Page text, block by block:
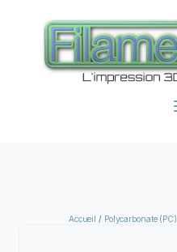
Accueil / Polycarbonate (PC)